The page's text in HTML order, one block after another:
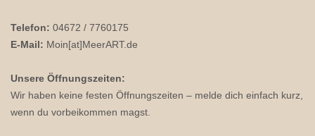
Telefon: 04672 / 7760175
E-Mail: Moin[at]MeerART.de
Unsere Öffnungszeiten:
Wir haben keine festen Öffnungszeiten – melde dich einfach kurz,
wenn du vorbeikommen magst.